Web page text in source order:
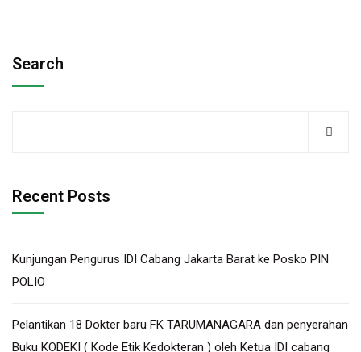
Search
Recent Posts
Kunjungan Pengurus IDI Cabang Jakarta Barat ke Posko PIN
POLIO
Pelantikan 18 Dokter baru FK TARUMANAGARA dan penyerahan
Buku KODEKI ( Kode Etik Kedokteran ) oleh Ketua IDI cabang